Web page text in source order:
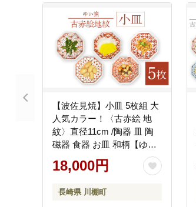
【波佐見焼】小皿 5枚組 大
人気カラー！〈古赤絵 地
紋〉直径11cm /陶器 皿 陶
磁器 食器 お皿 和柄【ゆい
窯】 [OAO002]
18,000円
長崎県 川棚町